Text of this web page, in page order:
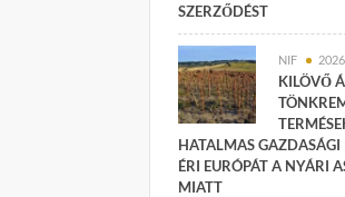
SZERZŐDÉST
NIF
KILÖVŐ
HATALMAS GAZDASÁGI
ÉRI EURÓPÁT A NYÁRI
MIATT